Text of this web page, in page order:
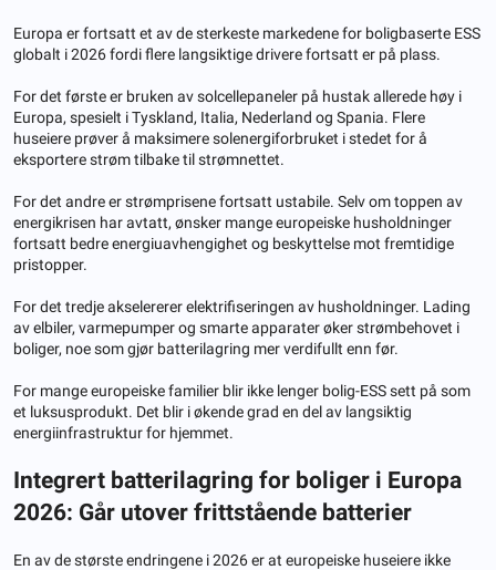
Europa er fortsatt et av de sterkeste markedene for boligbaserte ESS
globalt i 2026 fordi flere langsiktige drivere fortsatt er på plass.
For det første er bruken av solcellepaneler på hustak allerede høy i
Europa, spesielt i Tyskland, Italia, Nederland og Spania. Flere
huseiere prøver å maksimere solenergiforbruket i stedet for å
eksportere strøm tilbake til strømnettet.
For det andre er strømprisene fortsatt ustabile. Selv om toppen av
energikrisen har avtatt, ønsker mange europeiske husholdninger
fortsatt bedre energiuavhengighet og beskyttelse mot fremtidige
pristopper.
For det tredje akselererer elektrifiseringen av husholdninger. Lading
av elbiler, varmepumper og smarte apparater øker strømbehovet i
boliger, noe som gjør batterilagring mer verdifullt enn før.
For mange europeiske familier blir ikke lenger bolig-ESS sett på som
et luksusprodukt. Det blir i økende grad en del av langsiktig
energiinfrastruktur for hjemmet.
Integrert batterilagring for boliger i Europa
2026: Går utover frittstående batterier
En av de største endringene i 2026 er at europeiske huseiere ikke